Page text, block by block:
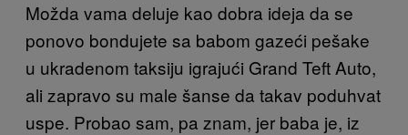
Možda vama deluje kao dobra ideja da se
ponovo bondujete sa babom gazeći pešake
u ukradenom taksiju igrajući Grand Teft Auto,
ali zapravo su male šanse da takav poduhvat
uspe. Probao sam, pa znam, jer baba je, iz